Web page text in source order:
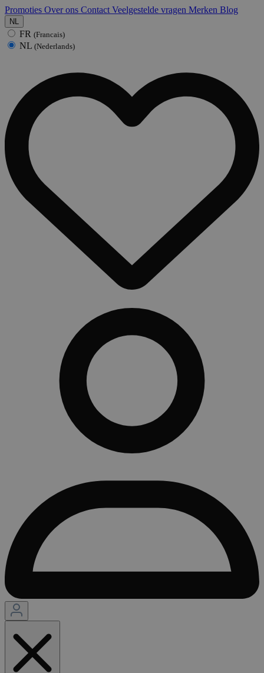
Promoties Over ons Contact Veelgestelde vragen Merken Blog
NL
FR (Francais)
NL (Nederlands)